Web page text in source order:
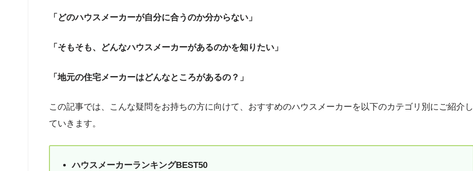
「どのハウスメーカーが自分に合うのか分からない」
「そもそも、どんなハウスメーカーがあるのかを知りたい」
「地元の住宅メーカーはどんなところがあるの？」
この記事では、こんな疑問をお持ちの方に向けて、おすすめのハウスメーカーを以下のカテゴリ別にご紹介し
ていきます。
ハウスメーカーランキングBEST50